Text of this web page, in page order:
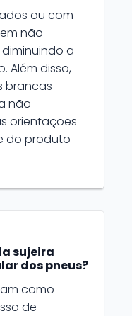
ou com
não
a
Além disso,
brancas
não
orientações
do produto
sujeira
dos pneus?
como
de